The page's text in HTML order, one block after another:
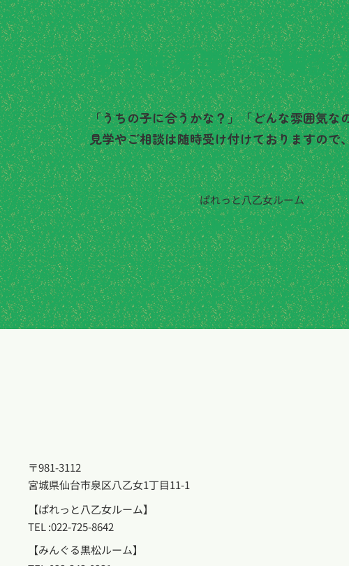
まずは見学・ご相談
「うちの子に合うかな？」「どんな雰囲気
見学やご相談は随時受け付けておりますの
ぱれっと八乙女ルーム
022-725-8642
〒981-3112
宮城県仙台市泉区八乙女1丁目11-1
​【ぱれっと八乙女ルーム】
TEL :022-725-8642
【みんぐる黒松ルーム】